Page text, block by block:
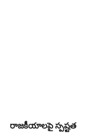
రాజకీయాలపై స్పష్టత